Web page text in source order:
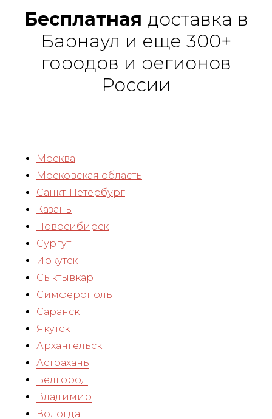
Бесплатная доставка в
Барнаул и еще 300+
городов и регионов
России
Москва
Московская область
Санкт-Петербург
Казань
Новосибирск
Сургут
Иркутск
Сыктывкар
Симферополь
Саранск
Якутск
Архангельск
Астрахань
Белгород
Владимир
Вологда